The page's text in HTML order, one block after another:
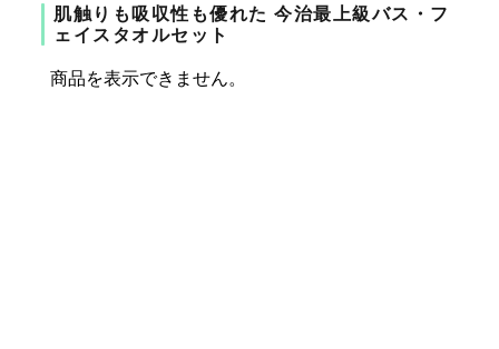
肌触りも吸収性も優れた 今治最上級バス・フ
ェイスタオルセット